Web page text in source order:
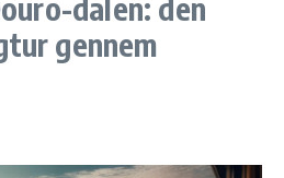
dalen: den
gennem